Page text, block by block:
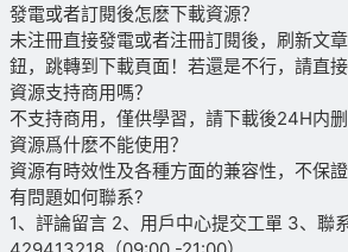
發電或者訂閱後怎麽下載資源？
未注冊直接發電或者注冊訂閱後，刷新文
鈕，跳轉到下載頁面！若還是不行，請直接
資源支持商用嗎？
不支持商用，僅供學習，請下載後24H内
資源爲什麽不能使用？
資源有時效性及各種方面的兼容性，不保證
有問題如何聯系?
1、評論留言 2、用戶中心提交工單 3、聯系